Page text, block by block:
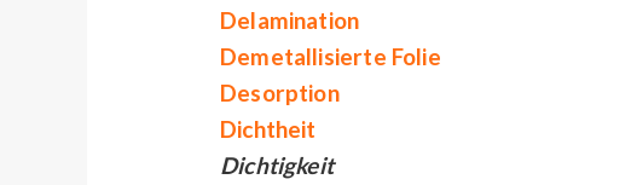
Delamination
Demetallisierte Folie
Desorption
Dichtheit
Dichtigkeit